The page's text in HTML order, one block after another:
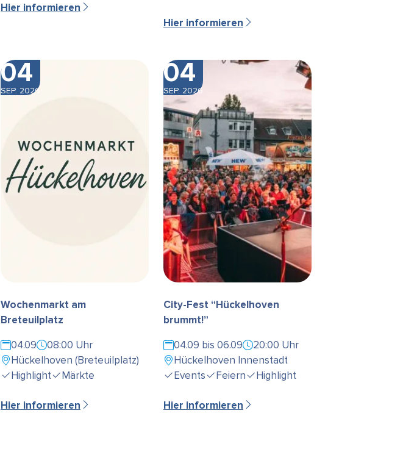
Hier informieren
Hier informieren
04
SEP. 2026
Wochenmarkt am
Breteuilplatz
04.09
08:00 Uhr
Hückelhoven (Breteuilplatz)
Highlight
Märkte
Hier informieren
04
SEP. 2026
City-Fest “Hückelhoven
brummt!”
04.09 bis 06.09
20:00 Uhr
Hückelhoven Innenstadt
Events
Feiern Highlight
Hier informieren